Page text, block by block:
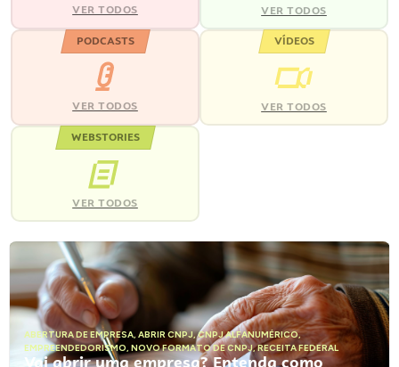
VER TODOS VER TODOS
PODCASTS
VER TODOS
VÍDEOS
VER TODOS
WEBSTORIES
VER TODOS
ABERTURA DE EMPRESA, ABRIR CNPJ,CNPJ ALFANUMÉRICO,
EMPREENDEDORISMO, NOVO FORMATO DE CNPJ,RECEITA FEDERAL
Vai abrir uma empresa? Entenda como